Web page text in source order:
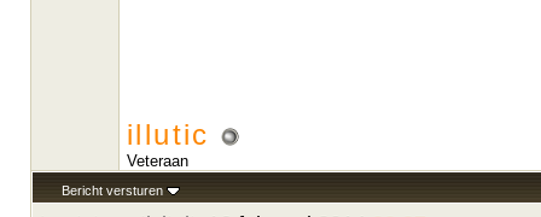
illutic
Veteraan
Bericht versturen